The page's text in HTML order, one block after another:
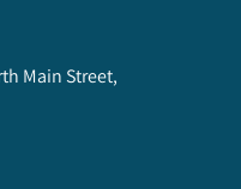
Main Street,